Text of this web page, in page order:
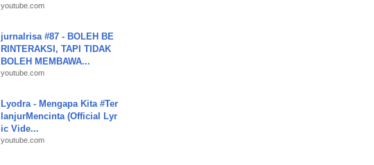
youtube.com
jurnalrisa #87 - BOLEH BE
RINTERAKSI, TAPI TIDAK
BOLEH MEMBAWA...
youtube.com
Lyodra - Mengapa Kita #Ter
lanjurMencinta (Official Lyr
ic Vide...
youtube.com